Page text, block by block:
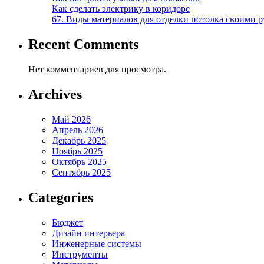
Как сделать электрику в коридоре
67. Виды материалов для отделки потолка своими
Recent Comments
Нет комментариев для просмотра.
Archives
Май 2026
Апрель 2026
Декабрь 2025
Ноябрь 2025
Октябрь 2025
Сентябрь 2025
Categories
Бюджет
Дизайн интерьера
Инженерные системы
Инструменты